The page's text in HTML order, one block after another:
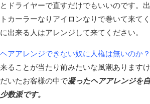
とドライヤーで直すだけでもいいのです。
トカーラーなりアイロンなりで巻いて来て
に出来る人はアレンジして来てください。
ヘアアレンジできない奴に人権は無いのか？
来ることが当たり前みたいな風潮あります
だいたお客様の中で凝ったヘアアレンジを
少数派です。